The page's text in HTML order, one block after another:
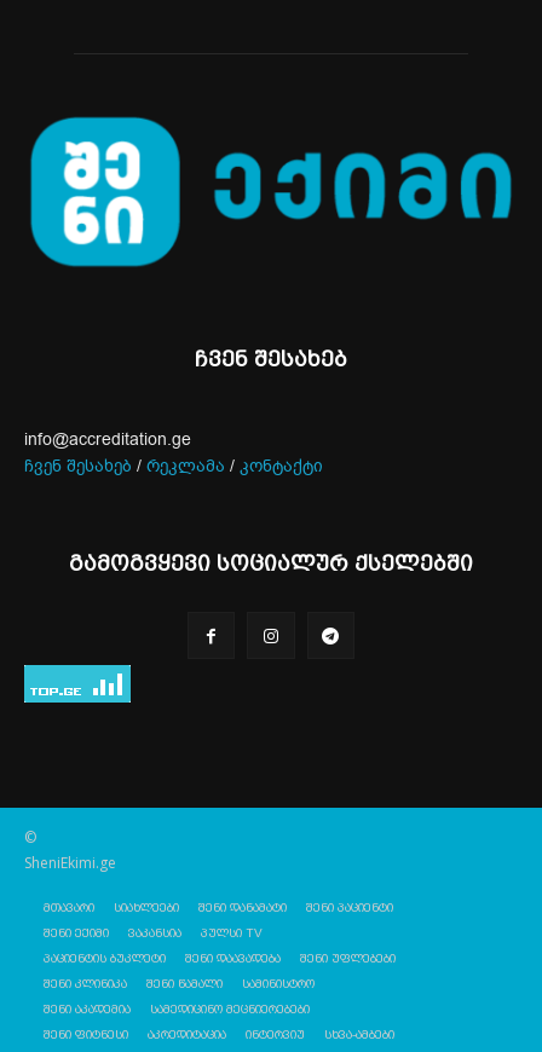
ჩვენ შესახებ
info@accreditation.ge
ჩვენ შესახებ / რეკლამა / კონტაქტი
გამოგვყევი სოციალურ ქსელებში
©
SheniEkimi.ge
მთავარი სიახლეები შენი დანამატი
შენი პაციენტი
შენი ექიმი
ვაკანსია
პულსი TV
პაციენტის ბუკლეტი
შენი დაავადება
შენი უფლებები
შენი კლინიკა
შენი წამალი
სამინისტრო
შენი აკადემია
სამედიცინო მეცნიერებები
შენი ფიტნესი
აკრედიტაცია ინტერვიუ
სხვა-ამბები